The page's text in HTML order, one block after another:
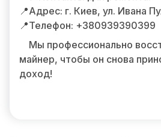
📍Адрес: г. Киев, ул. Ивана
📍Телефон: +380939390399
Мы профессионально
майнер, чтобы он снова
доход!